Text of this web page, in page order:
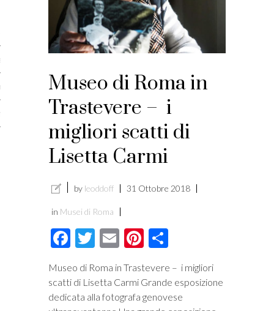
è l’article marketing
e stile di scrittura
per i publishers
Museo di Roma in
Trastevere – i
migliori scatti di
Lisetta Carmi
by leoddoff 31 Ottobre 2018
in Musei di Roma
Facebook
Twitter
EmailPinterest
Museo di Roma in Trastevere – i migliori
scatti di Lisetta Carmi Grande esposizione
dedicata alla fotografa genovese